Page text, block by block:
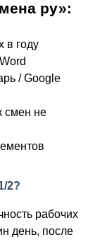
ру»:
в году
/ Google
смен не
2?
рабочих
день, после